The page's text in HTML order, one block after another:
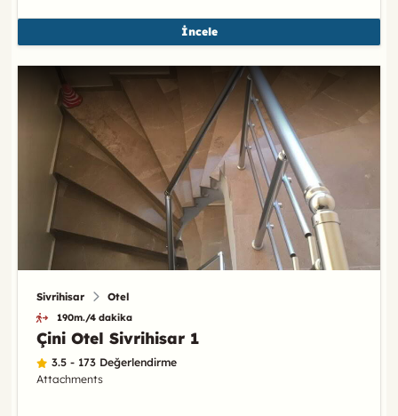
İncele
Sivrihisar Otel
190m./4 dakika
Çini Otel Sivrihisar 1
3.5 - 173 Değerlendirme
Attachments